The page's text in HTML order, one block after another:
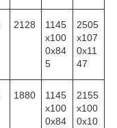
2128
1145
x100
0x84
5
2505
x107
0x11
47
1880
1145
x100
0x84
2155
x100
0x10